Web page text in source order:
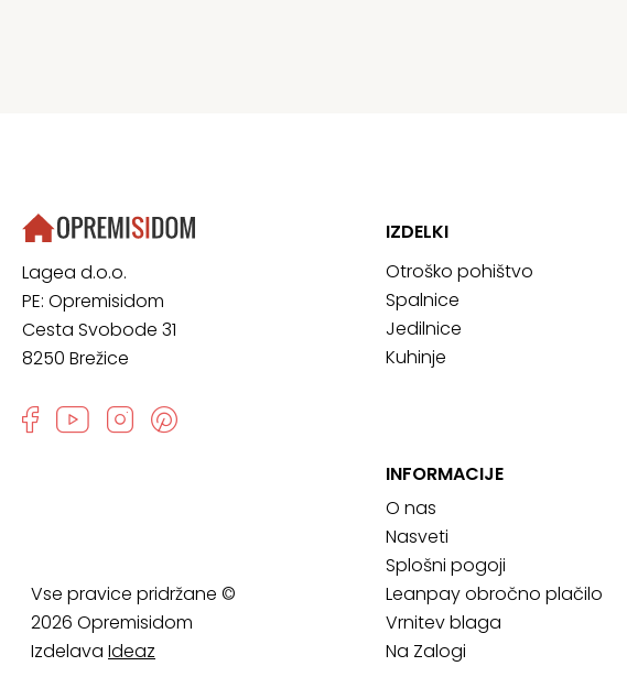
Lagea d.o.o.
PE: Opremisidom
Cesta Svobode 31
8250 Brežice
Vse pravice pridržane ©
2026 Opremisidom
Izdelava Ideaz
IZDELKI
Otroško pohištvo
Spalnice
Jedilnice
Kuhinje
INFORMACIJE
O nas
Nasveti
Splošni pogoji
Leanpay obročno plačilo
Vrnitev blaga
Na Zalogi